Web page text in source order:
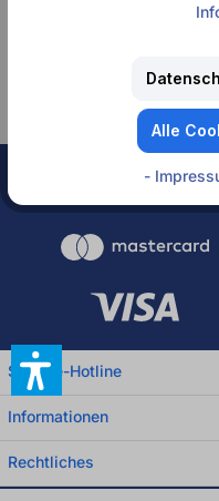
Service-Hotline
Informationen
Rechtliches
Alle
-